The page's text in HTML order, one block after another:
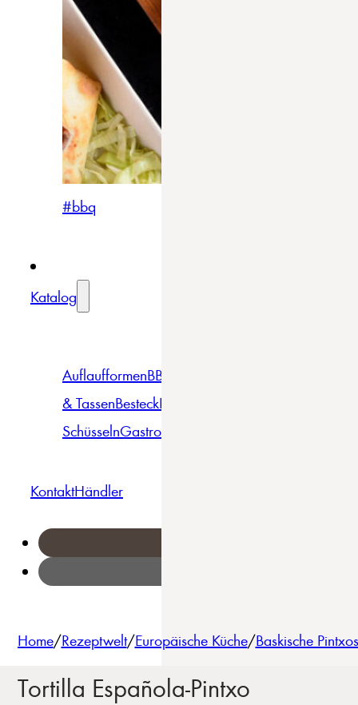
#bbq
Katalog
AuflaufformenBBQ
& TassenBesteckBowls &
SchüsselnGastro
KontaktHändler
Home/Rezeptwelt/Europäische Küche/Baskische
Tortilla Española-Pintxo